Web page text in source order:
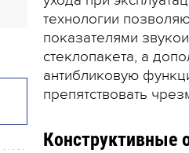
технологии
показателями
стеклопакета, а
антибликовую
препятствовать
Конструктивные